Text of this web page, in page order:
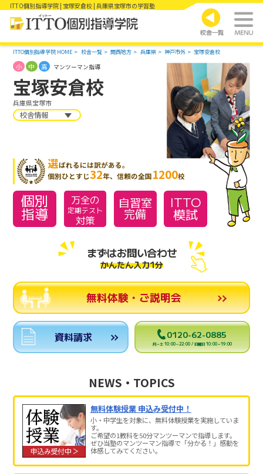
ITTO個別指導学院 | 宝塚安倉校 | 兵庫県宝塚市の学習塾
ITTO個別指導学院 HOME 校舎一覧 関西地方 兵庫県 神戸市外 宝塚安倉校
宝塚安倉校
兵庫県宝塚市
小 中 高 マンツーマン指導
校舎情報
選ばれるには訳がある。
個別ひとすじ32年、信頼の全国1200校
個別
指導
万全の
定期テスト
対策
自習室
完備
ITTO
模試
まずはお問い合わせ
かんたん入力1分
無料体験・ご説明会
資料請求 0120-62-0885
月～土 10:00～22:00 / 日曜日 10:00～19:00
NEWS・TOPICS
無料体験授業 申込み受付中！
小・中学生を対象に、無料体験授業を実施していま
す。
ご希望の1教科を50分マンツーマンで指導します。
ぜひ当塾のマンツーマン指導で「分かる！」感動を
体感してみてください。